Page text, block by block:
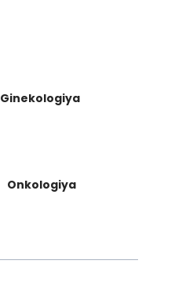
Ginekologiya
Onkologiya